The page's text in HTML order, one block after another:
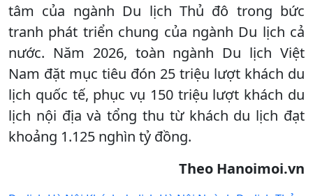
tâm của ngành Du lịch Thủ đô trong bức
tranh phát triển chung của ngành Du lịch cả
nước. Năm 2026, toàn ngành Du lịch Việt
Nam đặt mục tiêu đón 25 triệu lượt khách du
lịch quốc tế, phục vụ 150 triệu lượt khách du
lịch nội địa và tổng thu từ khách du lịch đạt
khoảng 1.125 nghìn tỷ đồng.
Theo Hanoimoi.vn